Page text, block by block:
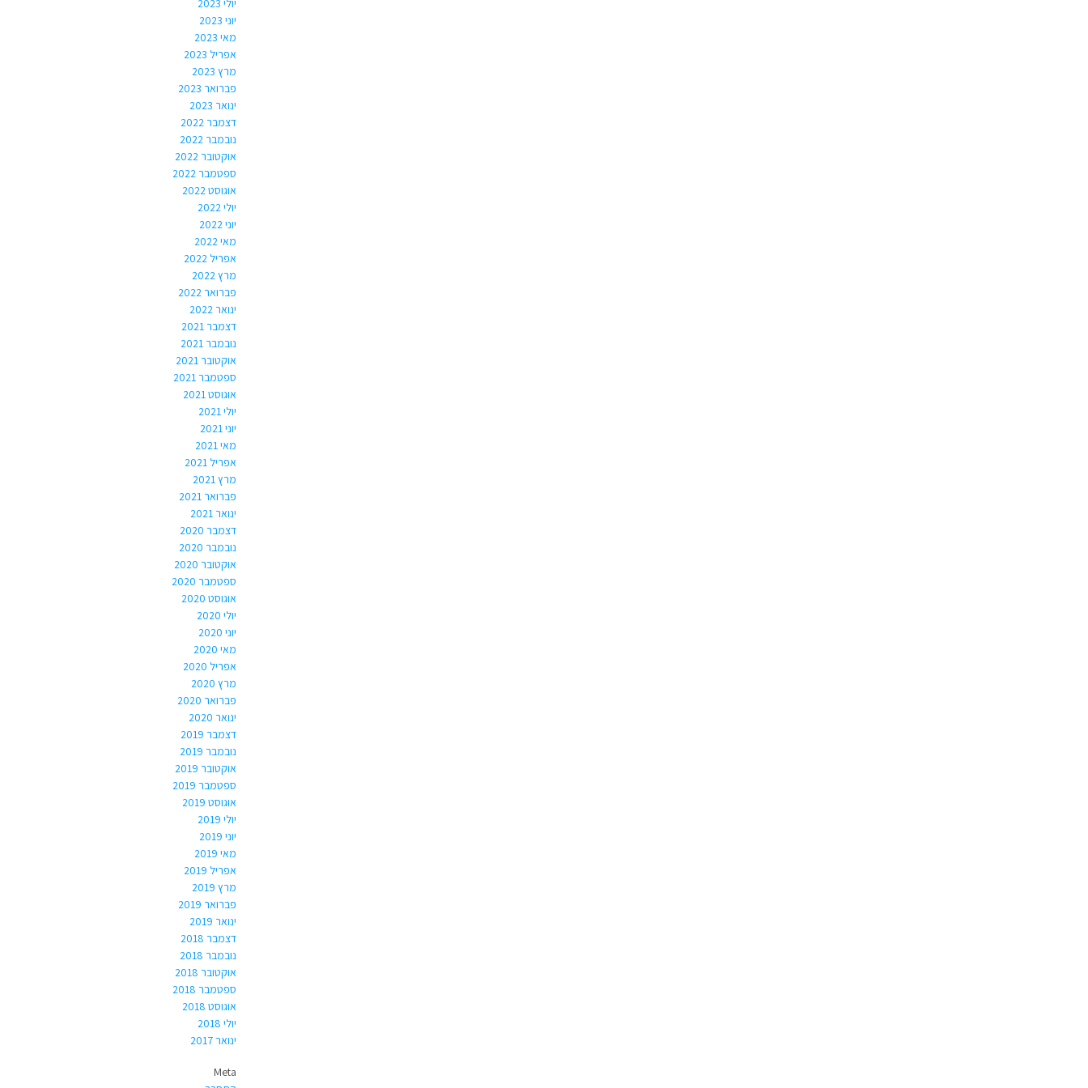
יוני 2023
מאי 2023
אפריל 2023
מרץ 2023
פברואר 2023
ינואר 2023
דצמבר 2022
נובמבר 2022
אוקטובר 2022
ספטמבר 2022
אוגוסט 2022
יולי 2022
יוני 2022
מאי 2022
אפריל 2022
מרץ 2022
פברואר 2022
ינואר 2022
דצמבר 2021
נובמבר 2021
אוקטובר 2021
ספטמבר 2021
אוגוסט 2021
יולי 2021
יוני 2021
מאי 2021
אפריל 2021
מרץ 2021
פברואר 2021
ינואר 2021
דצמבר 2020
נובמבר 2020
אוקטובר 2020
ספטמבר 2020
אוגוסט 2020
יולי 2020
יוני 2020
מאי 2020
אפריל 2020
מרץ 2020
פברואר 2020
ינואר 2020
דצמבר 2019
נובמבר 2019
אוקטובר 2019
ספטמבר 2019
אוגוסט 2019
יולי 2019
יוני 2019
מאי 2019
אפריל 2019
מרץ 2019
פברואר 2019
ינואר 2019
דצמבר 2018
נובמבר 2018
אוקטובר 2018
ספטמבר 2018
אוגוסט 2018
יולי 2018
ינואר 2017
Meta